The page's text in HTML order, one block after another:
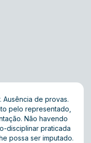
Ausência de provas.
pelo representado,
Não havendo
disciplinar praticada
possa ser imputado.